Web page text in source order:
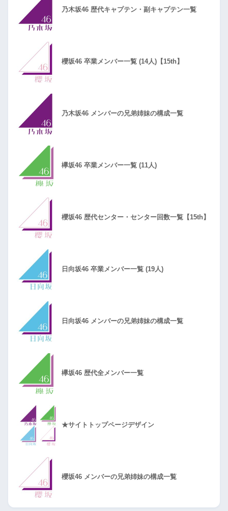
乃木坂46 歴代キャプテン・副キャプテン一覧
櫻坂46 卒業メンバー一覧 (14人)【15th】
乃木坂46 メンバーの兄弟姉妹の構成一覧
欅坂46 卒業メンバー一覧 (11人)
櫻坂46 歴代センター・センター回数一覧【15th】
日向坂46 卒業メンバー一覧 (19人)
日向坂46 メンバーの兄弟姉妹の構成一覧
欅坂46 歴代全メンバー一覧
★サイトトップページデザイン
櫻坂46 メンバーの兄弟姉妹の構成一覧